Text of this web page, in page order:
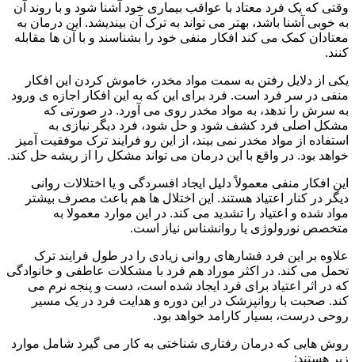
وقتی که یک فرد معتاد با عواقب بیماری خود آشنا شود و با روند آن
به خوبی آشنا باشد، بهتر می تواند به ترک آن بیندیشد. این درمان به
معتادان کمک می کند افکار منفی خود را بشناسند و با آن ها مقابله
کنند.
یکی از دلایل رفتن به سمت مواد مخدر، خاموش کردن این افکار
منفی در سر فرد است. فرد برای این که به این افکار اجازه ی ورود
به سرش را ندهد، به مواد مخدر روی می آورد. در صورتی که
مشکل اصلی فرد کشف شود و حل شود، فرد دیگر نیازی به
استفاده از مواد مخدر نمی بیند، از این رو فرایند ترک موفقیت آمیز
خواهد بود. در واقع با این درمان می تواند مشکل را از ریشه حل کند.
این افکار منفی معمولاً دلیل ایجاد افسردگی و یا اختلالات روانی
دیگر در کنار اعتیاد هستند. این اختلال ها هم باعث مصرف بیشتر
مواد شده و اعتیاد را تشدید می کند. در این موارد معمولا به
متخصص نورولوژی یا روانشناس نیاز است.
علاوه بر این فرد فشارهای روانی زیادی را در طول فرایند ترک
تحمل می کند. در اکثر موراد هم فرد با مشکلات عاطفی و خانوادگی
که در اثر اعتیاد برای فرد ایجاد شده است، دست و پنجه نرم می
کند. صحبت با روانپزشک در این دوره و هدایت فرد در یک مسیر
روحی درست، بسیار کارامد خواهد بود.
روش هایی که درمان رفتاری شناختی به کار می گیرد شامل موارد
زیر هستند: